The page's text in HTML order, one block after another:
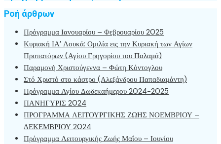
Ροή άρθρων
Πρόγραμμα Ιανουαρίου – Φεβρουαρίου 2025
Κυριακή ΙΑ’ Λουκά: Ομιλία εις την Κυριακή των Αγίων
Προπατόρων (Αγίου Γρηγορίου του Παλαμά)
Παραμονὴ Χριστούγεννα – Φώτη Κόντογλου
Στό Χριστό στο κάστρο (Αλεξάνδρου Παπαδιαμάντη)
Πρόγραμμα Αγίου Δωδεκαήμερου 2024-2025
ΠΑΝΗΓΥΡΙΣ 2024
ΠΡΟΓΡΑΜΜΑ ΛΕΙΤΟΥΡΓΙΚΗΣ ΖΩΗΣ ΝΟΕΜΒΡΙΟΥ –
ΔΕΚΕΜΒΡΙΟΥ 2024
Πρόγραμμα Λειτουργικής Ζωής Μαΐου – Ιουνίου